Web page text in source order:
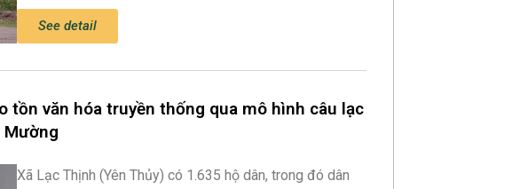
See detail
tồn văn hóa truyền thống qua mô hình câu lạc
Mường
Xã Lạc Thịnh (Yên Thủy) có 1.635 hộ dân, trong đó dân